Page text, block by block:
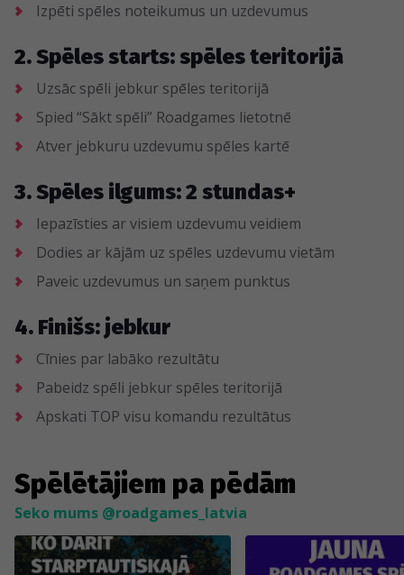
Izpēti spēles noteikumus un uzdevumus
2. Spēles starts: spēles teritorijā
Uzsāc spēli jebkur spēles teritorijā
Spied “Sākt spēli” Roadgames lietotnē
Atver jebkuru uzdevumu spēles kartē
3. Spēles ilgums: 2 stundas+
Iepazīsties ar visiem uzdevumu veidiem
Dodies ar kājām uz spēles uzdevumu vietām
Paveic uzdevumus un saņem punktus
4. Finišs: jebkur
Cīnies par labāko rezultātu
Pabeidz spēli jebkur spēles teritorijā
Apskati TOP visu komandu rezultātus
Spēlētājiem pa pēdām
Seko mums @roadgames_latvia